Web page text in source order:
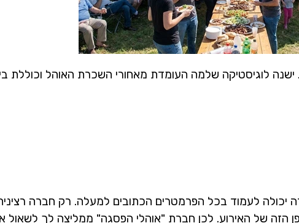
לוגיסטיקה שלמה העומדת מאחורי השכרת האוהל וכוללת
יכולה לעמוד בכל הפרמטרים הכתובים למעלה. רק חברה
הזה של האירוע. לכן חברת "אוהלי הפסגה" ממליצה לך לשאול